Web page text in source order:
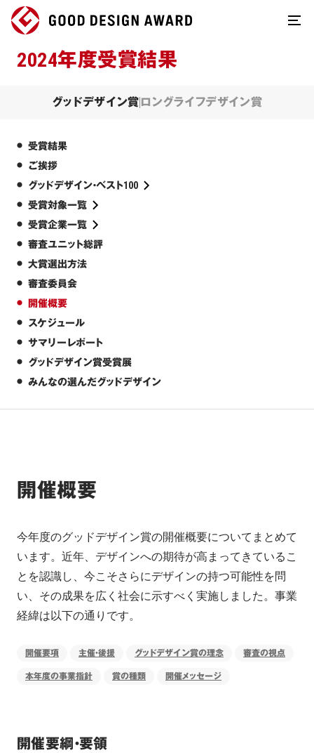
2024年度受賞結果
グッドデザイン賞 ロングライフデザイン賞
受賞結果
ご挨拶
グッドデザイン・ベスト100
受賞対象一覧
受賞企業一覧
審査ユニット総評
大賞選出方法
審査委員会
開催概要
スケジュール
サマリーレポート
グッドデザイン賞受賞展
みんなの選んだグッドデザイン
開催概要
今年度のグッドデザイン賞の開催概要についてまとめて
います。近年、デザインへの期待が高まってきているこ
とを認識し、今こそさらにデザインの持つ可能性を問
い、その成果を広く社会に示すべく実施しました。事業
経緯は以下の通りです。
開催要項 主催・後援 グッドデザイン賞の理念 審査の視点
本年度の事業指針 賞の種類 開催メッセージ
開催要綱・要領